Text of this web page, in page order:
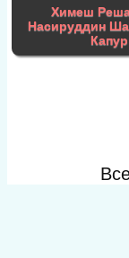
Химеш
Насируддин
Капур